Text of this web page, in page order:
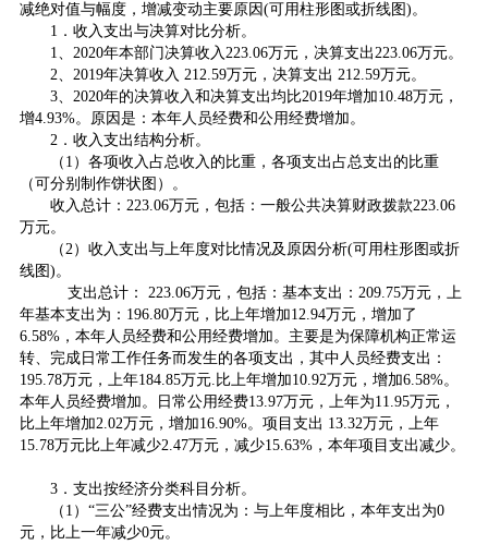
减绝对值与幅度，增减变动主要原因(可用柱形图或折线图)。
1．收入支出与决算对比分析。
1、2020年本部门决算收入223.06万元，决算支出223.06万元。
2、2019年决算收入 212.59万元，决算支出 212.59万元。
3、2020年的决算收入和决算支出均比2019年增加10.48万元，
增4.93%。原因是：本年人员经费和公用经费增加。
2．收入支出结构分析。
（1）各项收入占总收入的比重，各项支出占总支出的比重
（可分别制作饼状图）。
收入总计：223.06万元，包括：一般公共决算财政拨款223.06
万元。
（2）收入支出与上年度对比情况及原因分析(可用柱形图或折
线图)。
支出总计： 223.06万元，包括：基本支出：209.75万元，上
年基本支出为：196.80万元，比上年增加12.94万元，增加了
6.58%，本年人员经费和公用经费增加。主要是为保障机构正常运
转、完成日常工作任务而发生的各项支出，其中人员经费支出：
195.78万元，上年184.85万元.比上年增加10.92万元，增加6.58%。
本年人员经费增加。日常公用经费13.97万元，上年为11.95万元，
比上年增加2.02万元，增加16.90%。项目支出 13.32万元，上年
15.78万元比上年减少2.47万元，减少15.63%，本年项目支出减少。
3．支出按经济分类科目分析。
（1）“三公”经费支出情况为：与上年度相比，本年支出为0
元，比上一年减少0元。